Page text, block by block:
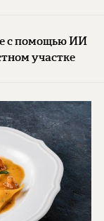
с помощью ИИ
участке